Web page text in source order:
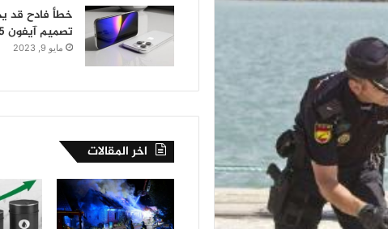
خطأ فادح قد
تصميم آيفون 15
مايو 9, 2023
اخر المقالات